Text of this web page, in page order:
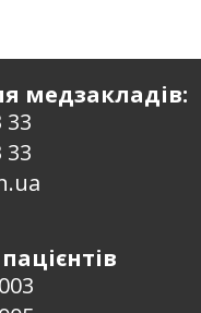
медзакладів:
33
33